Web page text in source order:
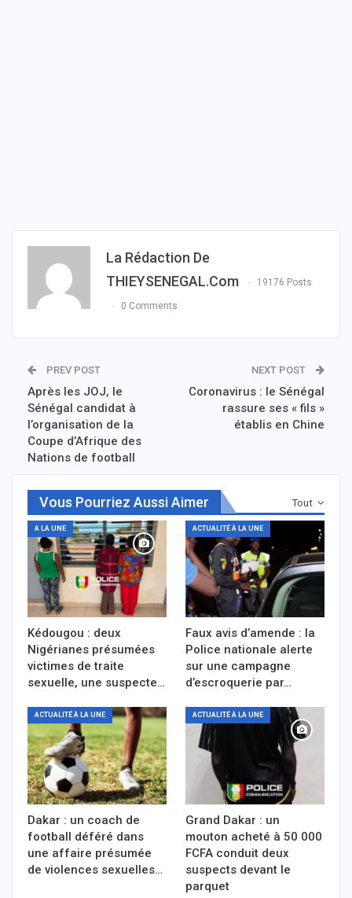
La Rédaction De
THIEYSENEGAL.com
19176 Posts
0 Comments
PREV POST
Après les JOJ, le
Sénégal candidat à
l’organisation de la
Coupe d’Afrique des
Nations de football
NEXT POST
Coronavirus : le Sénégal
rassure ses « fils »
établis en Chine
Tout
Vous Pourriez Aussi Aimer
A LA UNE
Kédougou : deux
Nigérianes présumées
victimes de traite
sexuelle, une suspecte…
ACTUALITÉ À LA UNE
Faux avis d’amende : la
Police nationale alerte
sur une campagne
d’escroquerie par…
ACTUALITÉ À LA UNE
Dakar : un coach de
football déféré dans
une affaire présumée
de violences sexuelles…
ACTUALITÉ À LA UNE
Grand Dakar : un
mouton acheté à 50 000
FCFA conduit deux
suspects devant le
parquet